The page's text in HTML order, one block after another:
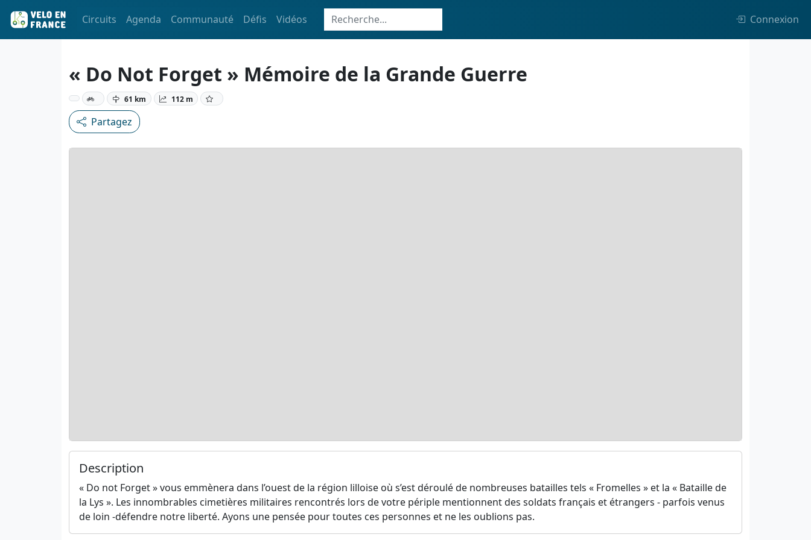
Circuits Agenda Communauté Défis Vidéos Connexion
« Do Not Forget » Mémoire de la Grande Guerre
61 km 112 m
Partagez
Description
« Do not Forget » vous emmènera dans l’ouest de la région lilloise où s’est déroulé de nombreuses batailles tels « Fromelles » et la « Bataille de
la Lys ». Les innombrables cimetières militaires rencontrés lors de votre périple mentionnent des soldats français et étrangers - parfois venus
de loin -défendre notre liberté. Ayons une pensée pour toutes ces personnes et ne les oublions pas.